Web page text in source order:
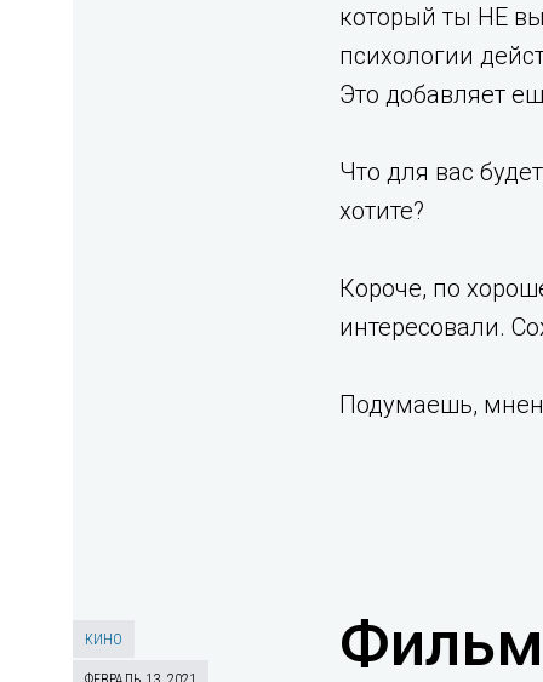
который ты НЕ
психологии
Это добавляет
Что для вас
хотите?
Короче, по
интересовали.
Подумаешь,
КИНО Фильм